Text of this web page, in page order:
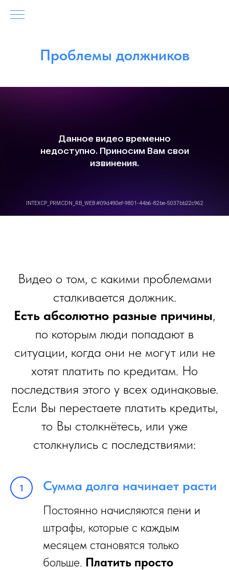
Проблемы должников
Видео о том, с какими проблемами
сталкивается должник.
Есть абсолютно разные причины,
по которым люди попадают в
ситуации, когда они не могут или не
хотят платить по кредитам. Но
последствия этого у всех одинаковые.
Если Вы перестаете платить кредиты,
то Вы столкнётесь, или уже
столкнулись с последствиями:
Сумма долга начинает расти
Постоянно начисляются пени и
штрафы, которые с каждым
месяцем становятся только
больше. Платить просто